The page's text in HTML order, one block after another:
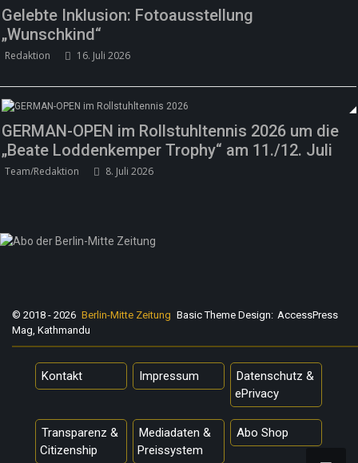
Gelebte Inklusion: Fotoausstellung
„Wunschkind“
Redaktion 16. Juli 2026
GERMAN-OPEN im Rollstuhltennis 2026 um die
„Beate Loddenkemper Trophy“ am 11./12. Juli
Team/Redaktion 8. Juli 2026
© 2018 - 2026 Berlin-Mitte Zeitung Basic Theme Design: AccessPress
Mag, Kathmandu
Kontakt Impressum
Datenschutz &
ePrivacy
Transparenz &
Citizenship
Mediadaten &
Preissystem
Abo Shop